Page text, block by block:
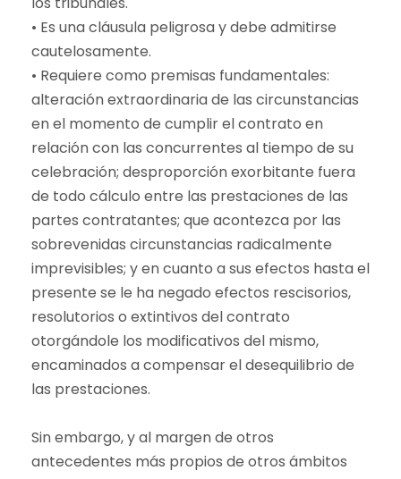
• Es una cláusula peligrosa y debe admitirse
cautelosamente.
• Requiere como premisas fundamentales:
alteración extraordinaria de las circunstancias
en el momento de cumplir el contrato en
relación con las concurrentes al tiempo de su
celebración; desproporción exorbitante fuera
de todo cálculo entre las prestaciones de las
partes contratantes; que acontezca por las
sobrevenidas circunstancias radicalmente
imprevisibles; y en cuanto a sus efectos hasta el
presente se le ha negado efectos rescisorios,
resolutorios o extintivos del contrato
otorgándole los modificativos del mismo,
encaminados a compensar el desequilibrio de
las prestaciones.
Sin embargo, y al margen de otros
antecedentes más propios de otros ámbitos